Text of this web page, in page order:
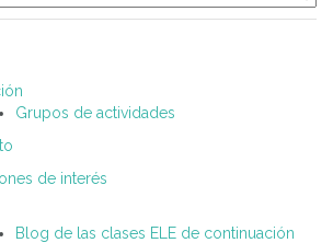
Grupos de actividades
de interés
Blog de las clases ELE de continuación